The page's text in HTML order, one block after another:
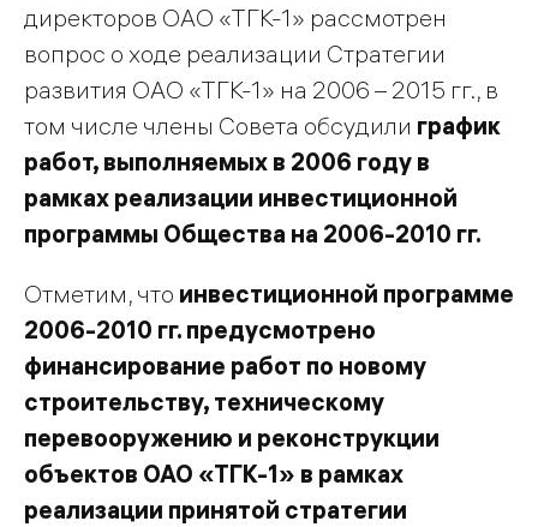
директоров ОАО «ТГК-1» рассмотрен
вопрос о ходе реализации Стратегии
развития ОАО «ТГК-1» на 2006 – 2015 гг., в
том числе члены Совета обсудили график
работ, выполняемых в 2006 году в
рамках реализации инвестиционной
программы Общества на 2006-2010 гг.
Отметим, что инвестиционной программе
2006-2010 гг. предусмотрено
финансирование работ по новому
строительству, техническому
перевооружению и реконструкции
объектов ОАО «ТГК-1» в рамках
реализации принятой стратегии